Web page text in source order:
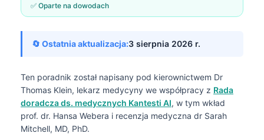
✅ Oparte na dowodach
🔄 Ostatnia aktualizacja:3 sierpnia 2026 r.
Ten poradnik został napisany pod kierownictwem Dr
Thomas Klein, lekarz medycyny we współpracy z Rada
doradcza ds. medycznych Kantesti AI, w tym wkład
prof. dr. Hansa Webera i recenzja medyczna dr Sarah
Mitchell, MD, PhD.